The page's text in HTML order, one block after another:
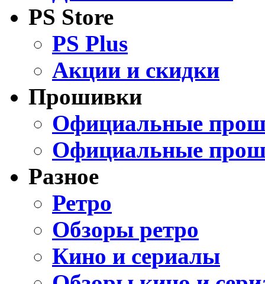
PS Store
PS Plus
Акции и скидки
Прошивки
Официальные
Официальные
Разное
Ретро
Обзоры ретро
Кино и сериалы